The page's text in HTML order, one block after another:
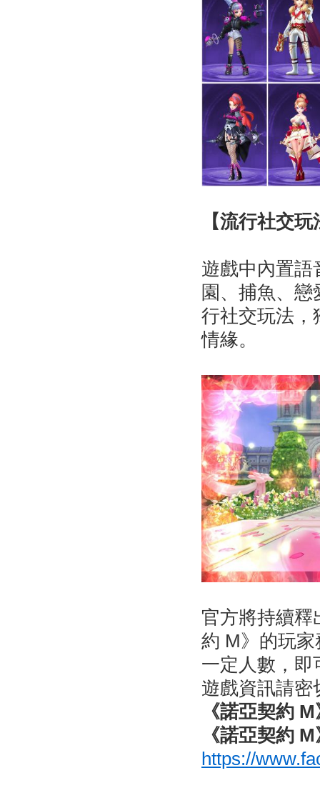
【流行社交
遊戲中內置語
園、捕魚、
行社交玩法，
情緣。
官方將持續釋
約 M》的玩
一定人數，即
遊戲資訊請密
《諾亞契約 M
《諾亞契約 M
https://